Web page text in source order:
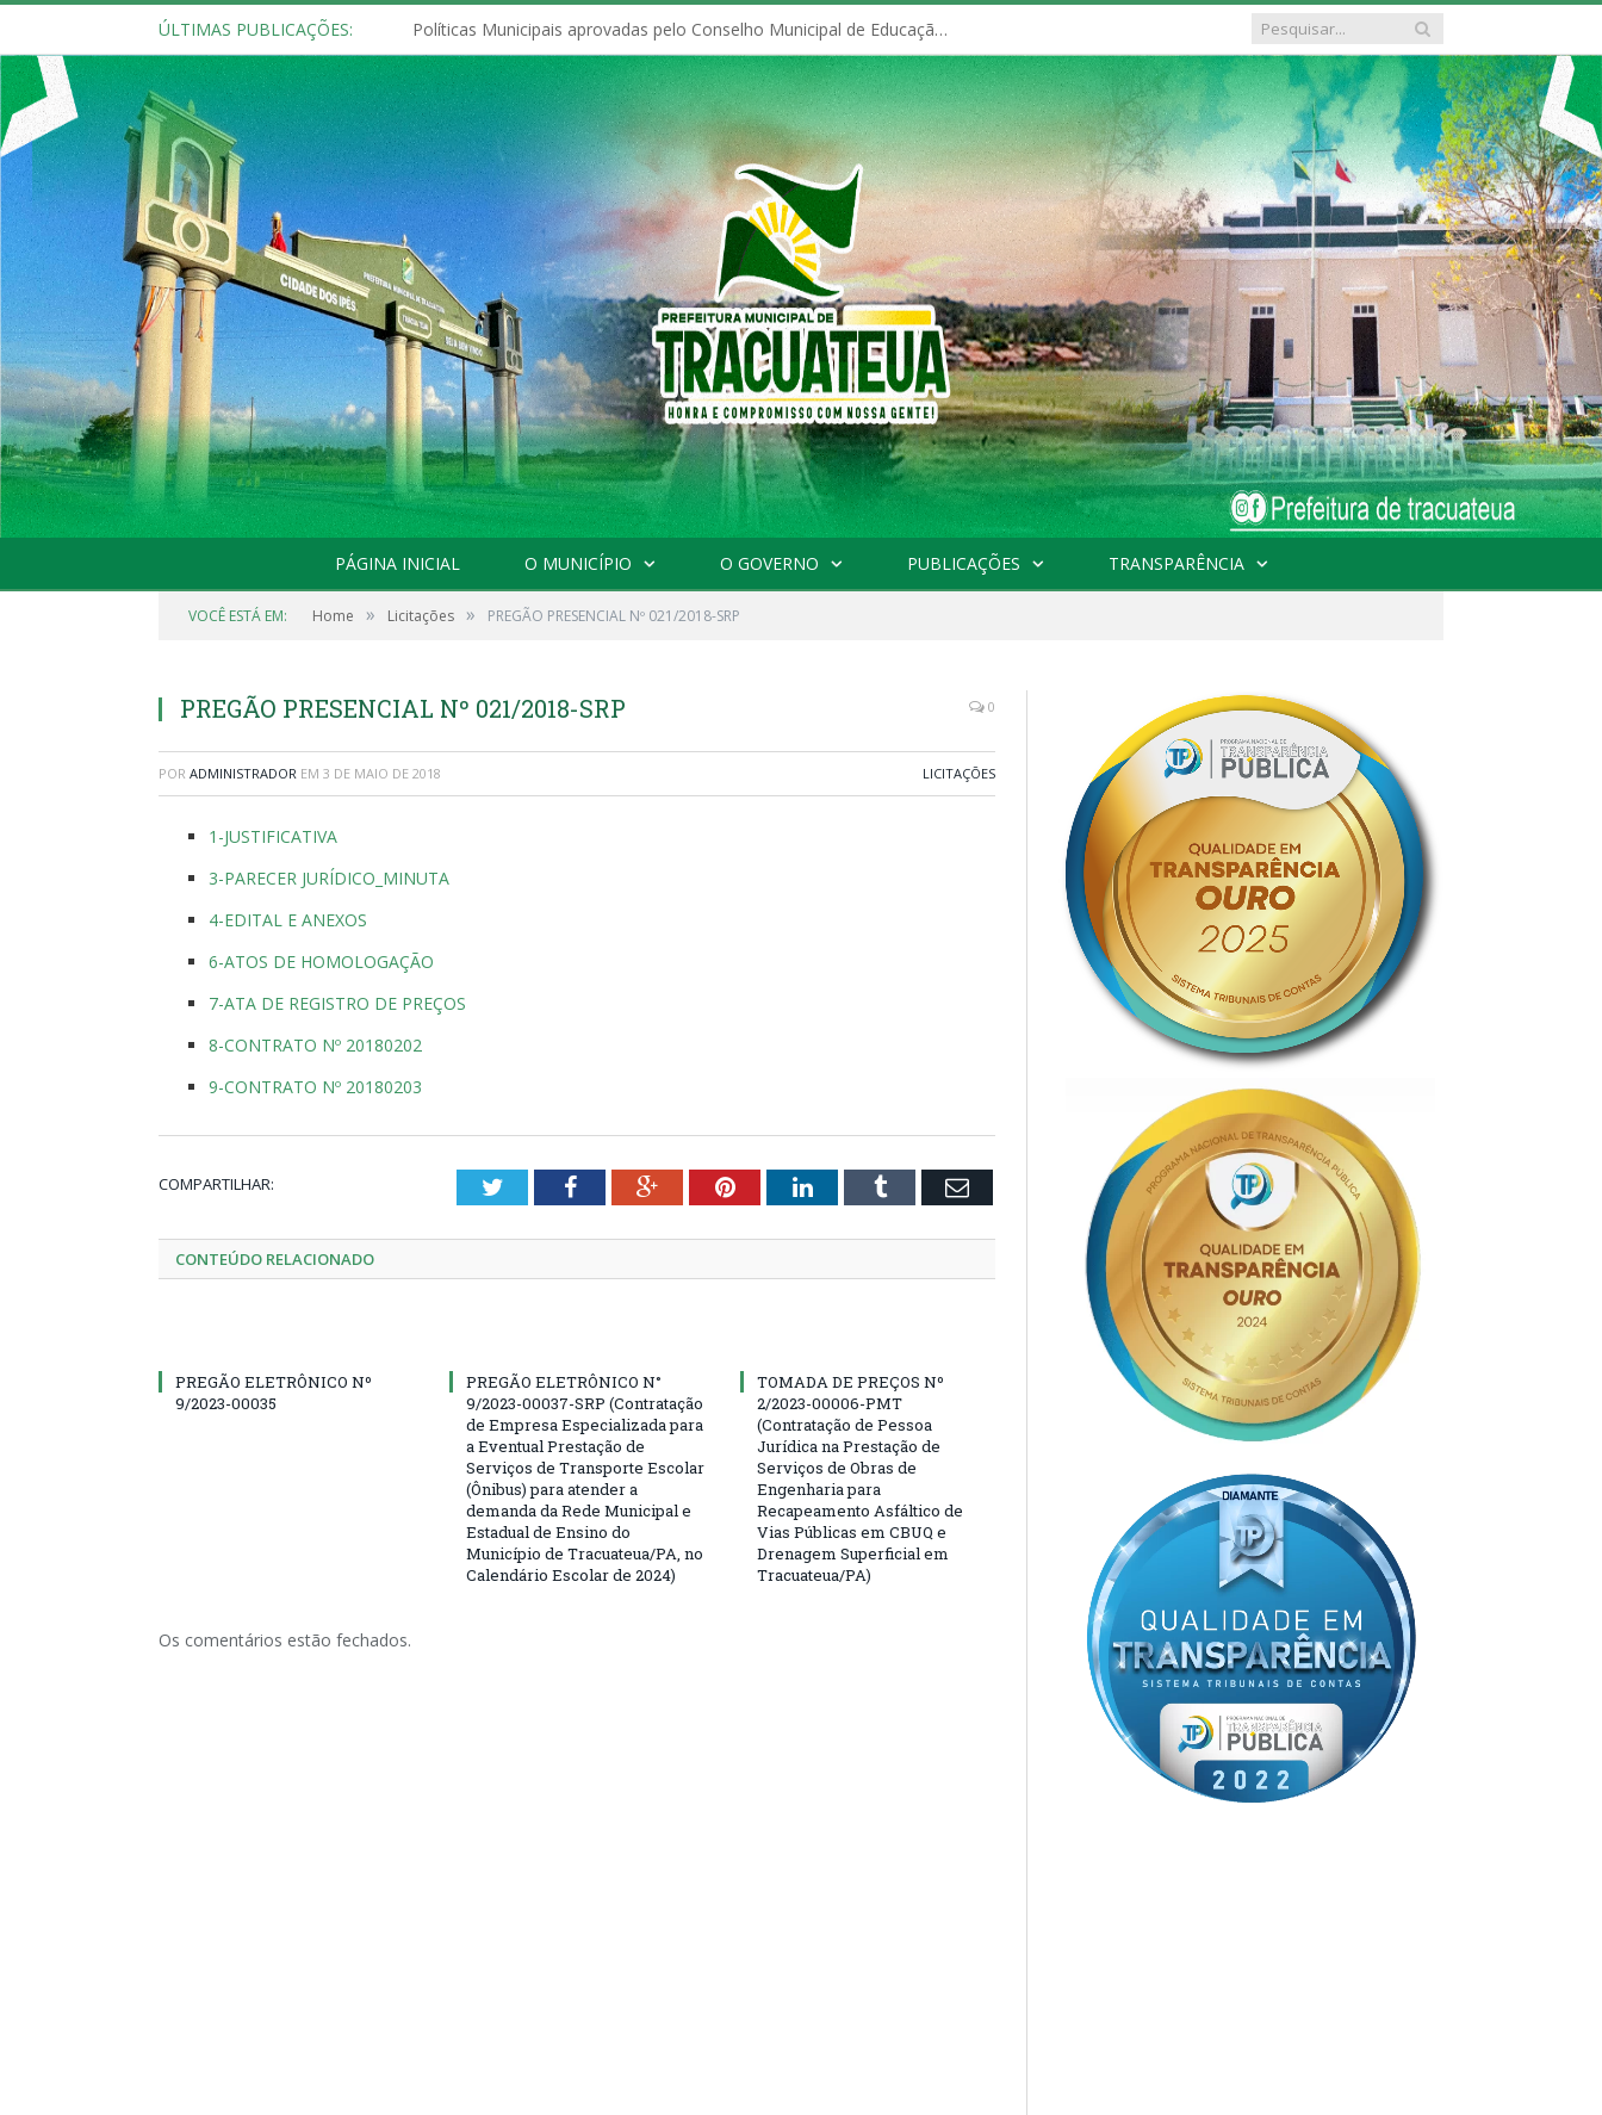
ÚLTIMAS PUBLICAÇÕES: Políticas Municipais aprovadas pelo Conselho Municipal de Educação (CME)
PÁGINA INICIAL O MUNICÍPIO O GOVERNO PUBLICAÇÕES TRANSPARÊNCIA
VOCÊ ESTÁ EM: Home » Licitações » PREGÃO PRESENCIAL Nº 021/2018-SRP
PREGÃO PRESENCIAL Nº 021/2018-SRP 0
POR ADMINISTRADOR EM 3 DE MAIO DE 2018 LICITAÇÕES
1-JUSTIFICATIVA
3-PARECER JURÍDICO_MINUTA
4-EDITAL E ANEXOS
6-ATOS DE HOMOLOGAÇÃO
7-ATA DE REGISTRO DE PREÇOS
8-CONTRATO Nº 20180202
9-CONTRATO Nº 20180203
COMPARTILHAR: TwitterFacebookGoogle+PinterestLinkedInTumblr Email
CONTEÚDO RELACIONADO
PREGÃO ELETRÔNICO Nº
9/2023-00035
PREGÃO ELETRÔNICO N°
9/2023-00037-SRP (Contratação
de Empresa Especializada para
a Eventual Prestação de
Serviços de Transporte Escolar
(Ônibus) para atender a
demanda da Rede Municipal e
Estadual de Ensino do
Município de Tracuateua/PA, no
Calendário Escolar de 2024)
TOMADA DE PREÇOS Nº
2/2023-00006-PMT
(Contratação de Pessoa
Jurídica na Prestação de
Serviços de Obras de
Engenharia para
Recapeamento Asfáltico de
Vias Públicas em CBUQ e
Drenagem Superficial em
Tracuateua/PA)
Os comentários estão fechados.